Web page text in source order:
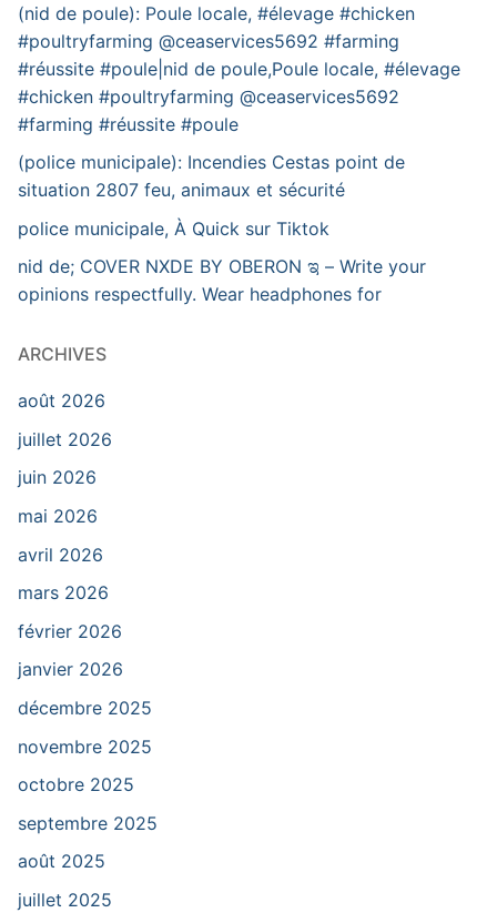
(nid de poule): Poule locale, #élevage #chicken
#poultryfarming @ceaservices5692 #farming
#réussite #poule|nid de poule,Poule locale, #élevage
#chicken #poultryfarming @ceaservices5692
#farming #réussite #poule
(police municipale): Incendies Cestas point de
situation 2807 feu, animaux et sécurité
police municipale, À Quick sur Tiktok
nid de; COVER NXDE BY OBERON ಇ – Write your
opinions respectfully. Wear headphones for
ARCHIVES
août 2026
juillet 2026
juin 2026
mai 2026
avril 2026
mars 2026
février 2026
janvier 2026
décembre 2025
novembre 2025
octobre 2025
septembre 2025
août 2025
juillet 2025